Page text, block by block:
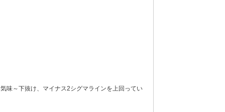
味～下抜け、マイナス2シグマラインを上回ってい